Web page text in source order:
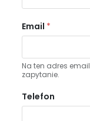
Email *
Na ten adres
zapytanie.
Telefon